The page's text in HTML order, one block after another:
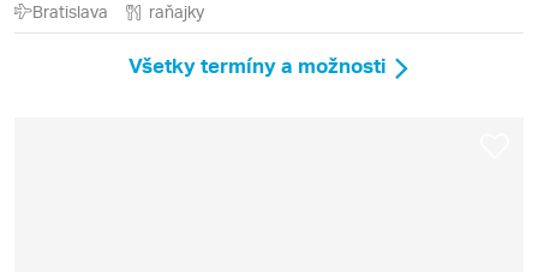
Bratislava raňajky
Všetky termíny a možnosti